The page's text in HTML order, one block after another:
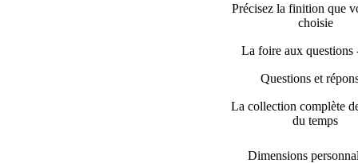
Précisez la finition que
choisie
La foire aux questions
Questions et
La collection complète
du temps
Dimensions